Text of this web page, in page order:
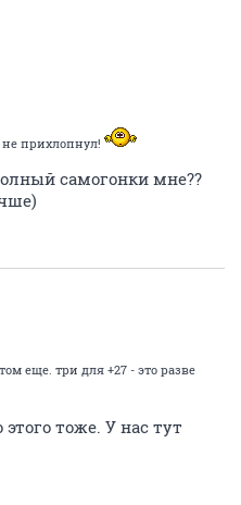
прихлопнул!
самогонки мне??
еще. три для +27 - это разве
тоже. У нас тут